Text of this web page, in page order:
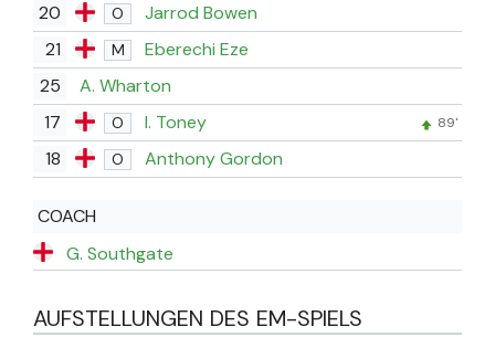
20
O
Jarrod Bowen
21
M
Eberechi Eze
25
A. Wharton
17
O I. Toney 89'
18 O Anthony Gordon
COACH
G. Southgate
AUFSTELLUNGEN DES EM-SPIELS